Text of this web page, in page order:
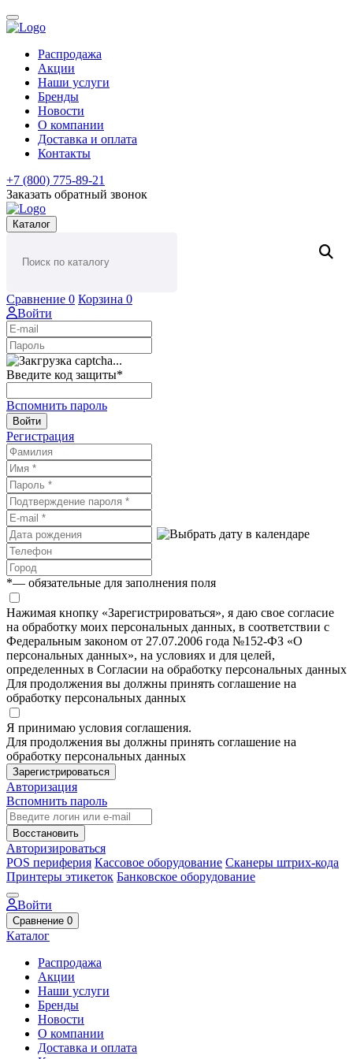
Распродажа
Акции
Наши услуги
Бренды
Новости
О компании
Доставка и оплата
Контакты
+7 (800) 775-89-21
Заказать обратный звонок
Каталог
Сравнение 0 Корзина 0
Войти
Введите код защиты*
Вспомнить пароль
Войти
Регистрация
*— обязательные для заполнения поля
Нажимая кнопку «Зарегистрироваться», я даю свое согласие
на обработку моих персональных данных, в соответствии с
Федеральным законом от 27.07.2006 года №152-ФЗ «О
персональных данных», на условиях и для целей,
определенных в Согласии на обработку персональных данных
Для продолжения вы должны принять соглашение на
обработку персональных данных
Я принимаю условия соглашения.
Для продолжения вы должны принять соглашение на
обработку персональных данных
Зарегистрироваться
Авторизация
Вспомнить пароль
Восстановить
Авторизироваться
POS периферия Кассовое оборудование Сканеры штрих-кода
Принтеры этикеток Банковское оборудование
Войти
Сравнение 0
Каталог
Распродажа
Акции
Наши услуги
Бренды
Новости
О компании
Доставка и оплата